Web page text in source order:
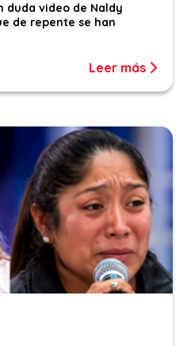
duda video de Naldy
de repente se han
Leer más